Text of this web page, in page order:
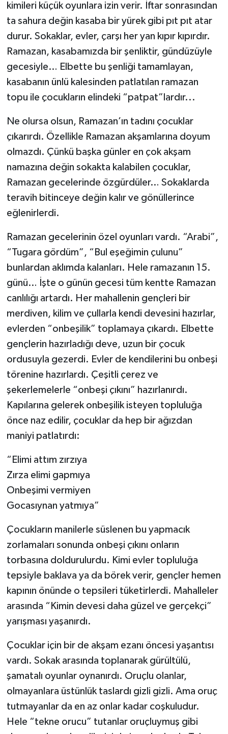
kimileri küçük oyunlara izin verir. İftar sonrasından
ta sahura değin kasaba bir yürek gibi pıt pıt atar
durur. Sokaklar, evler, çarşı her yan kıpır kıpırdır.
Ramazan, kasabamızda bir şenliktir, gündüzüyle
gecesiyle… Elbette bu şenliği tamamlayan,
kasabanın ünlü kalesinden patlatılan ramazan
topu ile çocukların elindeki “patpat”lardır...
Ne olursa olsun, Ramazan’ın tadını çocuklar
çıkarırdı. Özellikle Ramazan akşamlarına doyum
olmazdı. Çünkü başka günler en çok akşam
namazına değin sokakta kalabilen çocuklar,
Ramazan gecelerinde özgürdüler… Sokaklarda
teravih bitinceye değin kalır ve gönüllerince
eğlenirlerdi.
Ramazan gecelerinin özel oyunları vardı. “Arabi”,
“Tugara gördüm”, “Bul eşeğimin çulunu”
bunlardan aklımda kalanları. Hele ramazanın 15.
günü… İşte o günün gecesi tüm kentte Ramazan
canlılığı artardı. Her mahallenin gençleri bir
merdiven, kilim ve çullarla kendi devesini hazırlar,
evlerden “onbeşilik” toplamaya çıkardı. Elbette
gençlerin hazırladığı deve, uzun bir çocuk
ordusuyla gezerdi. Evler de kendilerini bu onbeşi
törenine hazırlardı. Çeşitli çerez ve
şekerlemelerle “onbeşi çıkını” hazırlanırdı.
Kapılarına gelerek onbeşilik isteyen topluluğa
önce naz edilir, çocuklar da hep bir ağızdan
maniyi patlatırdı:
“Elimi attım zırzıya
Zırza elimi gapmıya
Onbeşimi vermiyen
Gocasıynan yatmıya”
Çocukların manilerle süslenen bu yapmacık
zorlamaları sonunda onbeşi çıkını onların
torbasına doldurulurdu. Kimi evler topluluğa
tepsiyle baklava ya da börek verir, gençler hemen
kapının önünde o tepsileri tüketirlerdi. Mahalleler
arasında “Kimin devesi daha güzel ve gerçekçi”
yarışması yaşanırdı.
Çocuklar için bir de akşam ezanı öncesi yaşantısı
vardı. Sokak arasında toplanarak gürültülü,
şamatalı oyunlar oynanırdı. Oruçlu olanlar,
olmayanlara üstünlük taslardı gizli gizli. Ama oruç
tutmayanlar da en az onlar kadar coşkuludur.
Hele “tekne orucu” tutanlar oruçluymuş gibi